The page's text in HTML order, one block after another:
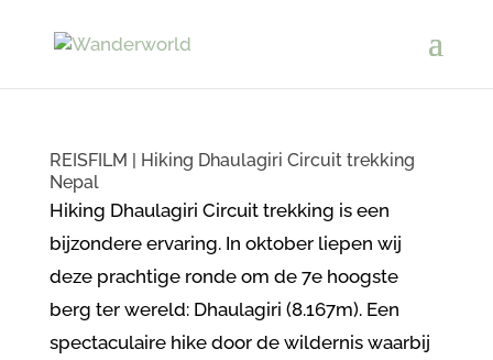
REISFILM | Hiking Dhaulagiri Circuit trekking
Nepal
Hiking Dhaulagiri Circuit trekking is een
bijzondere ervaring. In oktober liepen wij
deze prachtige ronde om de 7e hoogste
berg ter wereld: Dhaulagiri (8.167m). Een
spectaculaire hike door de wildernis waarbij